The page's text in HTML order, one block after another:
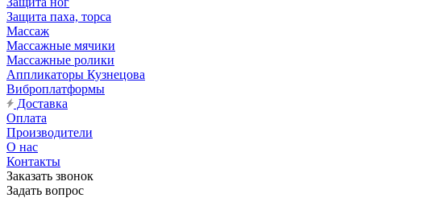
Защита паха, торса
Массаж
Массажные мячики
Массажные ролики
Аппликаторы Кузнецова
Виброплатформы
Доставка
Оплата
Производители
О нас
Контакты
Заказать звонок
Задать вопрос